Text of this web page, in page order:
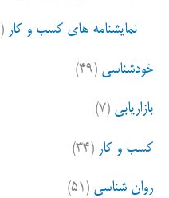
نمایشنامه های کسب و کار (۱)
خودشناسی (۴۹)
بازاریابی (۷)
کسب و کار (۳۴)
روان شناسی (۵۱)